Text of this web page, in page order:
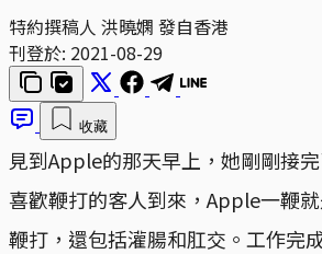
特約撰稿人 洪曉嫻 發自香港
刊登於: 2021-08-29
收藏
見到Apple的那天早上，她剛剛接
喜歡鞭打的客人到來，Apple一鞭
鞭打，還包括灌腸和肛交。工作完